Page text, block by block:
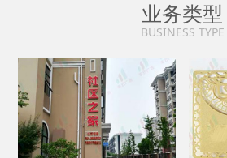
业务类型
BUSINESS TYPE